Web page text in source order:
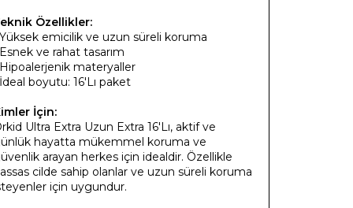
Özellikler:
Yüksek emicilik ve uzun süreli koruma
Esnek ve rahat tasarım
Hipoalerjenik materyaller
İdeal boyutu: 16'Lı paket
İçin:
Ultra Extra Uzun Extra 16'Lı, aktif ve
hayatta mükemmel koruma ve
arayan herkes için idealdir. Özellikle
cilde sahip olanlar ve uzun süreli koruma
için uygundur.